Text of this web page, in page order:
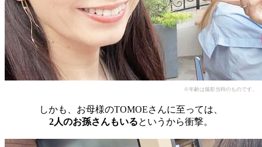
※年齢は撮影当時のものです。
しかも、お母様のTOMOEさんに至っては、
2人のお孫さんもいるというから衝撃。